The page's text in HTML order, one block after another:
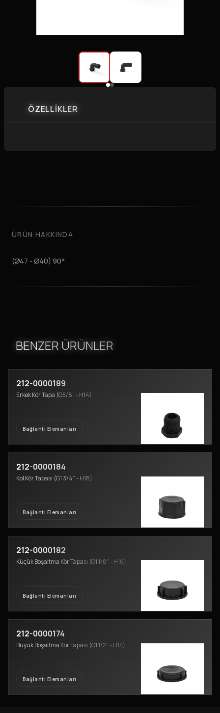
ÖZELLİKLER
ÜRÜN HAKKINDA
(Ø47 - Ø40) 90°
BENZER ÜRÜNLER
212-0000189
Erkek Kör Tapa (G5/8” - H14)
Bağlantı Elemanları
212-0000184
Kol Kör Tapası (G1 3/4” - H18)
Bağlantı Elemanları
212-0000182
Küçük Boşaltma Kör Tapası (G1 1/8” - H16)
Bağlantı Elemanları
212-0000174
Büyük Boşaltma Kör Tapası (G1 1/2” - H15)
Bağlantı Elemanları